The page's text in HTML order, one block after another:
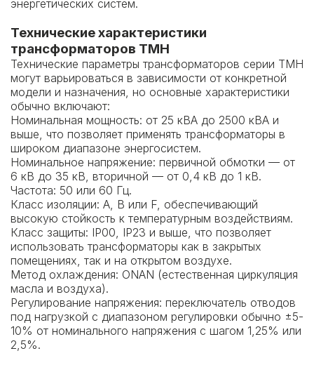
энергетических систем.
Технические характеристики
трансформаторов ТМН
Технические параметры трансформаторов серии ТМН
могут варьироваться в зависимости от конкретной
модели и назначения, но основные характеристики
обычно включают:
Номинальная мощность: от 25 кВА до 2500 кВА и
выше, что позволяет применять трансформаторы в
широком диапазоне энергосистем.
Номинальное напряжение: первичной обмотки — от
6 кВ до 35 кВ, вторичной — от 0,4 кВ до 1 кВ.
Частота: 50 или 60 Гц.
Класс изоляции: А, В или F, обеспечивающий
высокую стойкость к температурным воздействиям.
Класс защиты: IP00, IP23 и выше, что позволяет
использовать трансформаторы как в закрытых
помещениях, так и на открытом воздухе.
Метод охлаждения: ONAN (естественная циркуляция
масла и воздуха).
Регулирование напряжения: переключатель отводов
под нагрузкой с диапазоном регулировки обычно ±5-
10% от номинального напряжения с шагом 1,25% или
2,5%.